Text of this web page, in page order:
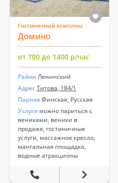
Гостиничный комплекс
Домино
от 700 до 1400 р/час
Район Ленинский
АдресТитова, 184/1
Парная Финская, Русская
Услуги можно париться с
вениками, веники в
продаже, гостиничные
услуги, массажное кресло,
мангальная площадка,
водные атракционы